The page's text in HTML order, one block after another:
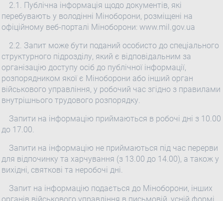
2.1. Публічна інформація щодо документів, які
перебувають у володінні Міноборони, розміщені на
офіційному веб-порталі Міноборони: www.mil.gov.ua
2.2. Запит може бути поданий особисто до спеціального
структурного підрозділу, який є відповідальним за
організацію доступу осіб до публічної інформації,
розпорядником якої є Міноборони або інший орган
військового управління, у робочий час згідно з правилами
внутрішнього трудового розпорядку.
Запити на інформацію приймаються в робочі дні з 10.00
до 17.00.
Запити на інформацію не приймаються під час перерви
для відпочинку та харчування (з 13.00 до 14.00), а також у
вихідні, святкові та неробочі дні.
Запит на інформацію подається до Міноборони, інших